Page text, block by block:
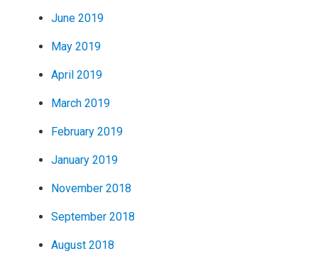
June 2019
May 2019
April 2019
March 2019
February 2019
January 2019
November 2018
September 2018
August 2018